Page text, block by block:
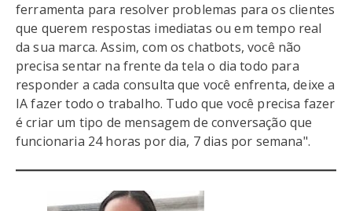
ferramenta para resolver problemas para os clientes
que querem respostas imediatas ou em tempo real
da sua marca. Assim, com os chatbots, você não
precisa sentar na frente da tela o dia todo para
responder a cada consulta que você enfrenta, deixe a
IA fazer todo o trabalho. Tudo que você precisa fazer
é criar um tipo de mensagem de conversação que
funcionaria 24 horas por dia, 7 dias por semana".